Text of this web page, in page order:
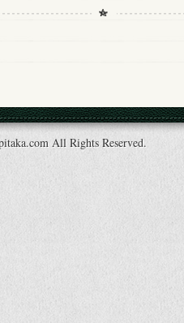
All Rights Reserved.